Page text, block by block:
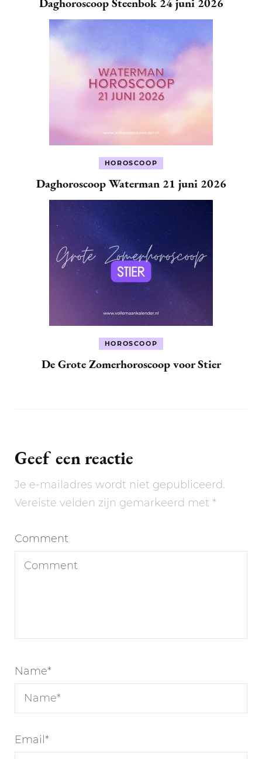
Daghoroscoop Steenbok 24 juni 2026
HOROSCOOP
Daghoroscoop Waterman 21 juni 2026
HOROSCOOP
De Grote Zomerhoroscoop voor Stier
Geef een reactie
Je e-mailadres wordt niet gepubliceerd.
Vereiste velden zijn gemarkeerd met *
Comment
Name*
Email*